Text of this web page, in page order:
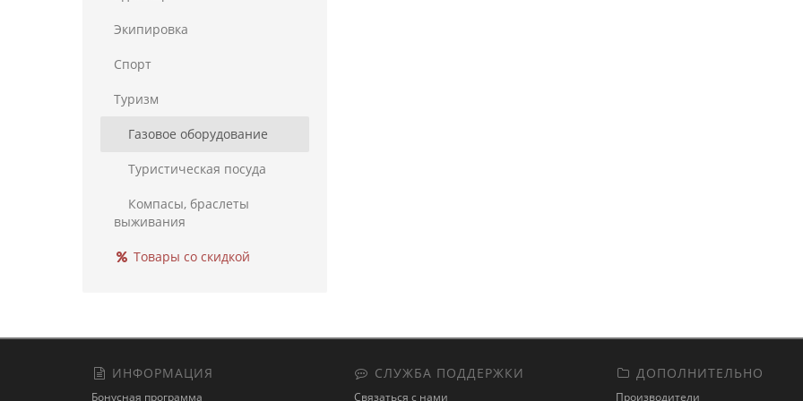
Экипировка
Спорт
Туризм
Газовое оборудование
Туристическая посуда
Компасы, браслеты
выживания
Товары со скидкой
ИНФОРМАЦИЯ
Бонусная программа
СЛУЖБА ПОДДЕРЖКИ
Связаться с нами
ДОПОЛНИТЕЛЬНО
Производители